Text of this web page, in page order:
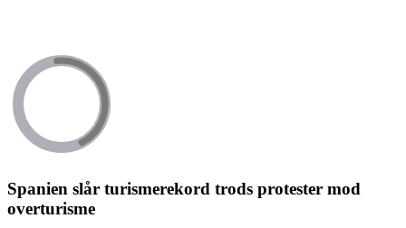
Spanien slår turismerekord trods protester mod
overturisme